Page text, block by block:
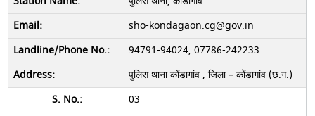
sho-kondagaon.cg@gov.in
94791-94024, 07786-242233
पुलिस थाना कोंडागांव , जिला – कोंडागांव (छ.ग.)
03